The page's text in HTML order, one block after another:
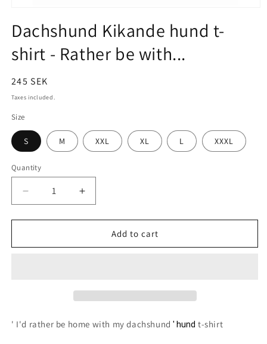
media
in
modal
Dachshund Kikande hund t-
shirt - Rather be with...
Regular
price
245 SEK
Taxes included.
Size
S M XXL XL L XXXL
Quantity
Quantity
quantity
shirt
quantity
hund
Add to cart
' I'd rather be home with my dachshund' hund t-shirt